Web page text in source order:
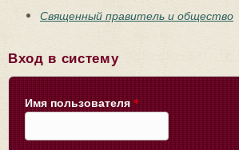
Священный правитель и общество
Вход в систему
Имя пользователя *